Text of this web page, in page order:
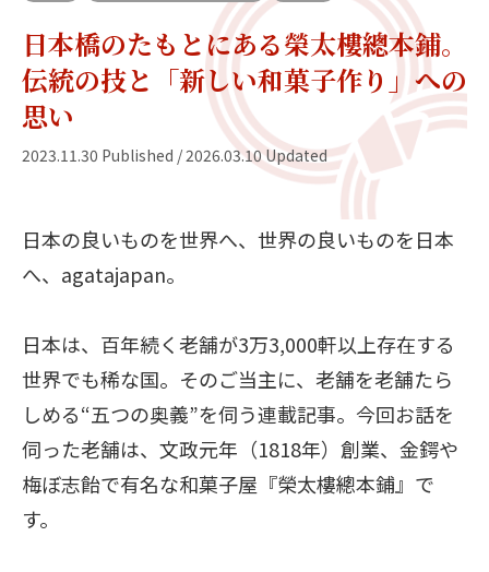
日本橋のたもとにある榮太樓總本鋪。
伝統の技と「新しい和菓子作り」への
思い
2023.11.30 Published / 2026.03.10 Updated
日本の良いものを世界へ、世界の良いものを日本
へ、agatajapan。
日本は、百年続く老舗が3万3,000軒以上存在する
世界でも稀な国。そのご当主に、老舗を老舗たら
しめる“五つの奥義”を伺う連載記事。今回お話を
伺った老舗は、文政元年（1818年）創業、金鍔や
梅ぼ志飴で有名な和菓子屋『榮太樓總本鋪』で
す。